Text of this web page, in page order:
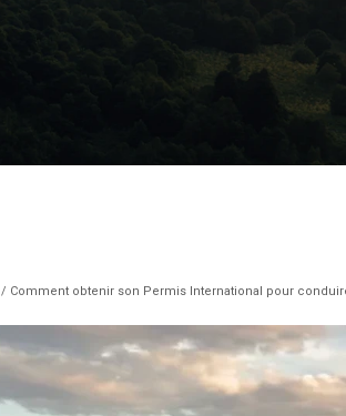
/ Comment obtenir son Permis International pour